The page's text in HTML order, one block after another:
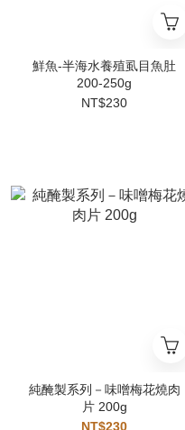
鮮魚-半海水養殖虱目魚肚
200-250g
NT$230
純醃製系列－味噌梅花燒肉
片 200g
NT$230